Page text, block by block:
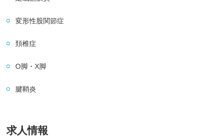
変形性股関節症
頚椎症
O脚・X脚
腱鞘炎
求人情報